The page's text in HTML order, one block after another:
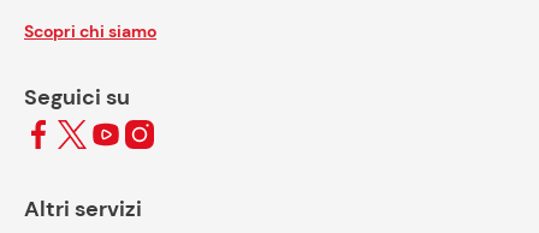
Scopri chi siamo
Seguici su
Altri servizi